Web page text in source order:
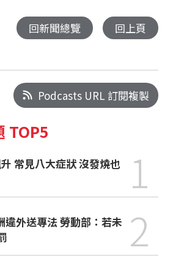
回新聞總覽 回上頁
Podcasts URL 訂閱複製
TOP5
1
外送專法 勞動部：若未 2